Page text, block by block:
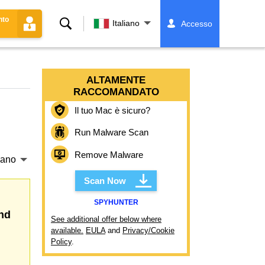
Ricerca Italiano Accesso
ALTAMENTE
RACCOMANDATO
Il tuo Mac è sicuro?
Run Malware Scan
Remove Malware
Scan Now
SPYHUNTER
See additional offer below where
available. EULAand Privacy/Cookie
Policy.